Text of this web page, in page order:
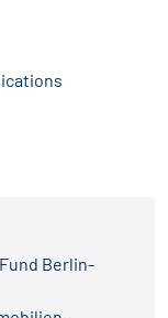
Berlin-